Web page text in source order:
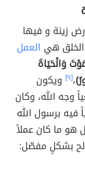
زينة و فيها
هي العمل
وَالْحَيَاةَ
،[٩]
ويكون
وجه الله، وكان
برسول الله
هو ما كان عملاً
بشكلٍ مفصّل: